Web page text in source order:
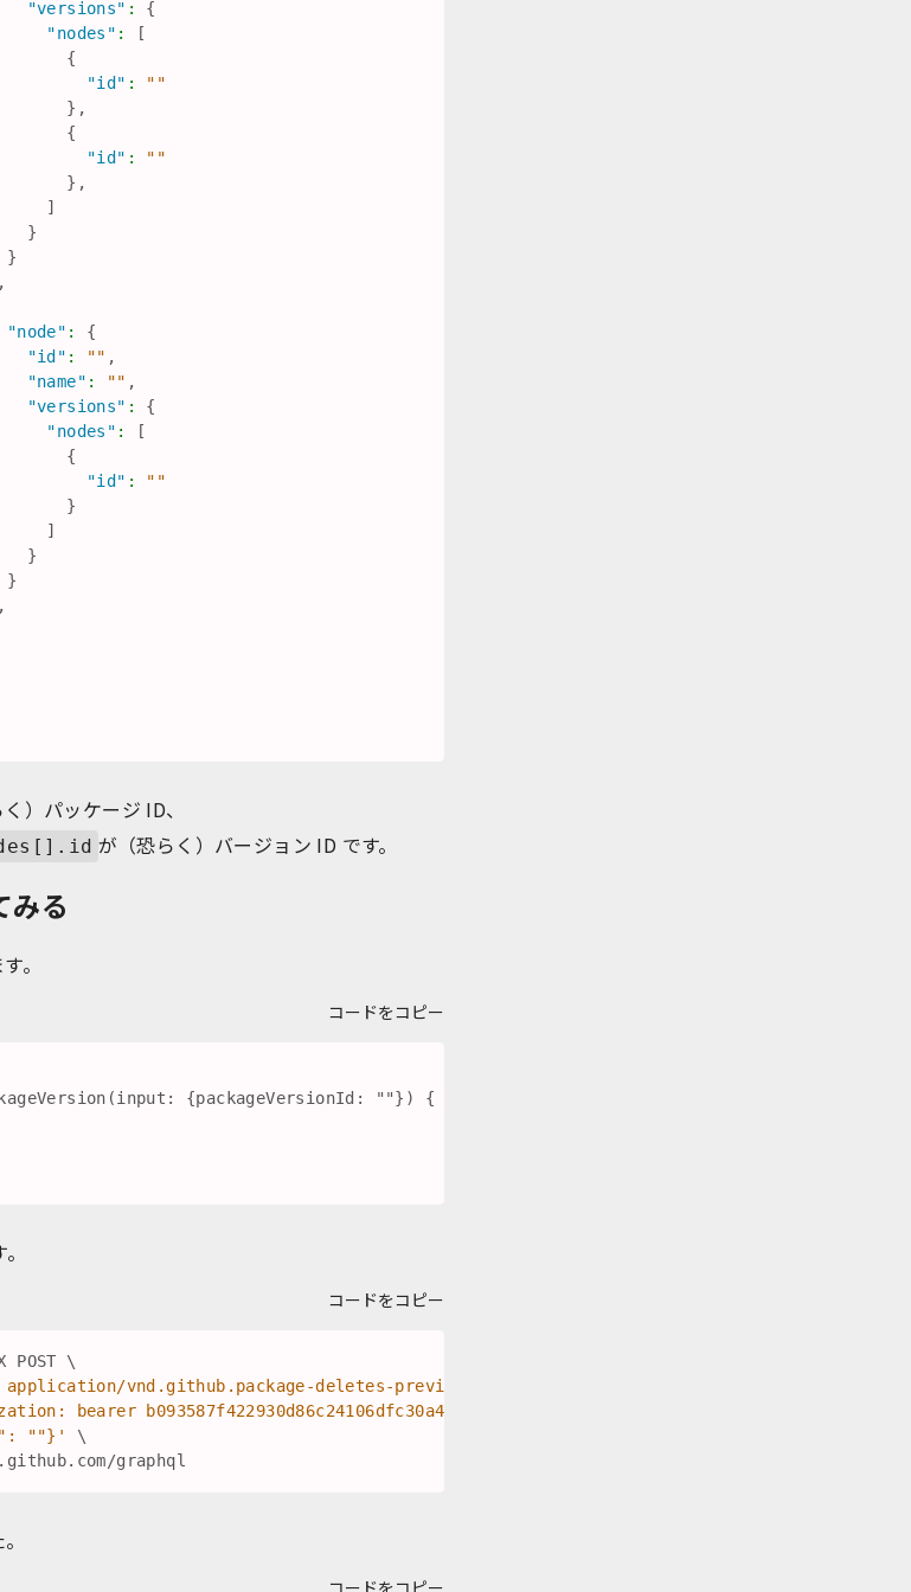
"versions" :
{
"nodes" :
[
{
"id" :
""
} ,
{
"id" :
""
} ,
]
}
}
,
"node" :
{
"id" : "" ,
"name" : "" ,
"versions" :
{
"nodes" :
[
{
"id" :
""
}
]
}
}
,
）パッケージ ID、
が（恐らく）バージョン ID です。
みる
。
コードをコピー
{packageVersionId: ""}) {
コードをコピー
\
vnd.github.package-deletes-preview+json"
bearer b093587f422930d86c24106dfc30a4ae06100766"
""}'
\
コードをコピー